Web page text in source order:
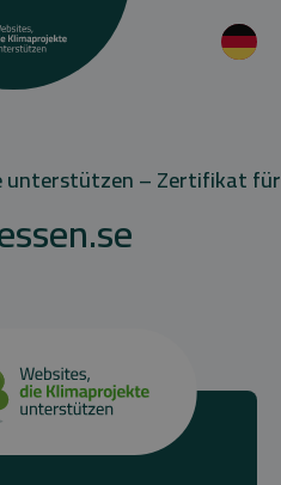
unterstützen – Zertifikat für